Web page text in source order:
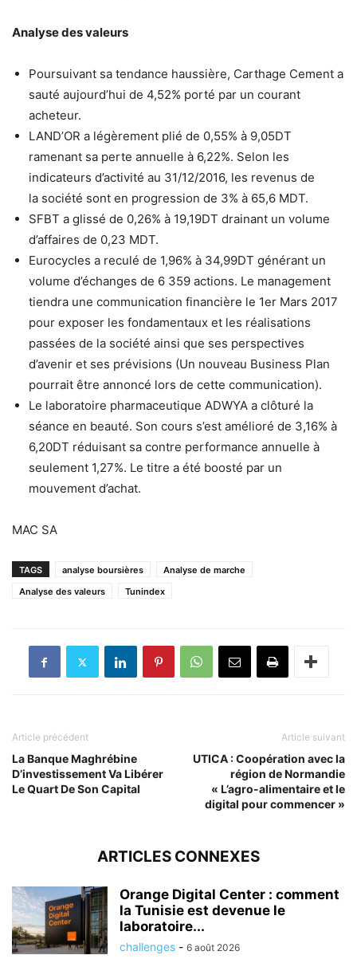
Analyse des valeurs
Poursuivant sa tendance haussière, Carthage Cement a
sauté aujourd’hui de 4,52% porté par un courant
acheteur.
LAND’OR a légèrement plié de 0,55% à 9,05DT
ramenant sa perte annuelle à 6,22%. Selon les
indicateurs d’activité au 31/12/2016, les revenus de
la société sont en progression de 3% à 65,6 MDT.
SFBT a glissé de 0,26% à 19,19DT drainant un volume
d’affaires de 0,23 MDT.
Eurocycles a reculé de 1,96% à 34,99DT générant un
volume d’échanges de 6 359 actions. Le management
tiendra une communication financière le 1er Mars 2017
pour exposer les fondamentaux et les réalisations
passées de la société ainsi que ses perspectives
d’avenir et ses prévisions (Un nouveau Business Plan
pourrait être annoncé lors de cette communication).
Le laboratoire pharmaceutique ADWYA a clôturé la
séance en beauté. Son cours s’est amélioré de 3,16% à
6,20DT réduisant sa contre performance annuelle à
seulement 1,27%. Le titre a été boosté par un
mouvement d’achat.
MAC SA
TAGS analyse boursières
Analyse de marche
Analyse des valeurs
Tunindex
Article précédent
La Banque Maghrébine
D’investissement Va Libérer
Le Quart De Son Capital
Article suivant
UTICA : Coopération avec la
région de Normandie
« L’agro-alimentaire et le
digital pour commencer »
ARTICLES CONNEXES
Orange Digital Center : comment
la Tunisie est devenue le
laboratoire...
challenges - 6 août 2026